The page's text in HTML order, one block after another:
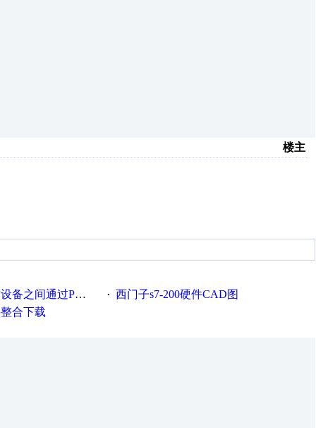
楼主
过PROFIBUS通讯实例 · 西门子s7-200硬件CAD图
合下载